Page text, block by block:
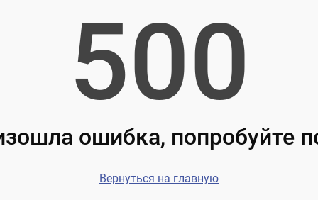
500
ошибка, попробуйте
Вернуться на главную